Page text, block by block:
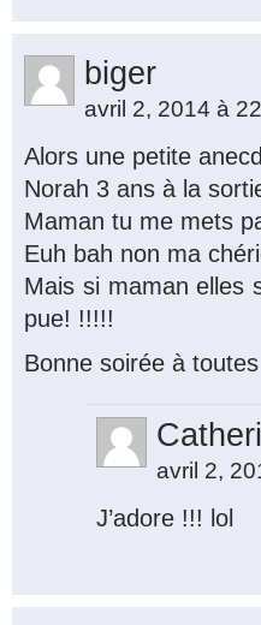
biger
avril 2, 2014 à
Alors une petite
Norah 3 ans à la
Maman tu me mets
Euh bah non ma
Mais si maman elles
pue! !!!!!
Bonne soirée à toutes
avril 2,
J’adore !!! lol